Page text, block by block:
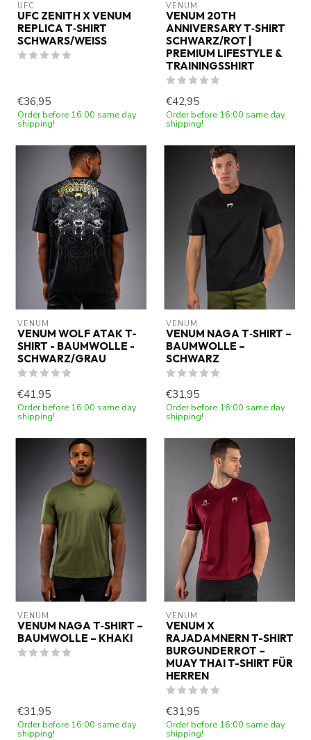
UFC
UFC ZENITH X VENUM
REPLICA T‑SHIRT
SCHWARS/WEISS
€36,95
Order before 16:00 same day
shipping!
VENUM
VENUM 20TH
ANNIVERSARY T‑SHIRT
SCHWARZ/ROT |
PREMIUM LIFESTYLE &
TRAININGSSHIRT
€42,95
Order before 16:00 same day
shipping!
VENUM
VENUM WOLF ATAK T-
SHIRT - BAUMWOLLE -
SCHWARZ/GRAU
€41,95
Order before 16:00 same day
shipping!
VENUM
VENUM NAGA T‑SHIRT –
BAUMWOLLE –
SCHWARZ
€31,95
Order before 16:00 same day
shipping!
VENUM
VENUM NAGA T‑SHIRT –
BAUMWOLLE – KHAKI
€31,95
Order before 16:00 same day
shipping!
VENUM
VENUM X
RAJADAMNERN T-SHIRT
BURGUNDERROT –
MUAY THAI T-SHIRT FÜR
HERREN
€31,95
Order before 16:00 same day
shipping!